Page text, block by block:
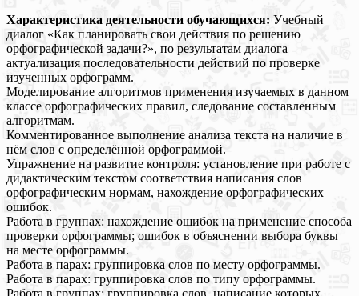
Характеристика деятельности обучающихся: Учебный
диалог «Как планировать свои действия по решению
орфографической задачи?», по результатам диалога
актуализация последовательности действий по проверке
изученных орфограмм.
Моделирование алгоритмов применения изучаемых в данном
классе орфографических правил, следование составленным
алгоритмам.
Комментированное выполнение анализа текста на наличие в
нём слов с определённой орфограммой.
Упражнение на развитие контроля: установление при работе с
дидактическим текстом соответствия написания слов
орфографическим нормам, нахождение орфографических
ошибок.
Работа в группах: нахождение ошибок на применение способа
проверки орфограммы; ошибок в объяснении выбора буквы
на месте орфограммы.
Работа в парах: группировка слов по месту орфограммы.
Работа в парах: группировка слов по типу орфограммы.
Работа в группах: группировка слов, написание которых